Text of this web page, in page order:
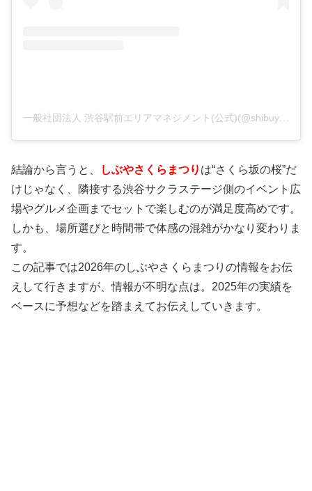
結論から言うと、 しぶやさくらまつり は“さくら坂の桜”だ
けじゃなく、隣接する渋谷サクラステージ側のイベント広
場やグルメ企画までセットで楽しむのが満足度高めです。
しかも、場所選びと時間帯で体感の混雑がかなり変わりま
す。
この記事では2026年のしぶやさくらまつりの情報をお伝
えして行きますが、情報が不明な点は。2025年の実績を
ベースに予想などを踏まえてお伝えしていきます。